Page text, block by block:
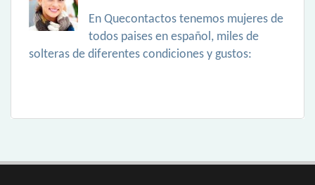
En Quecontactos tenemos mujeres de
todos paises en español, miles de
solteras de diferentes condiciones y gustos: